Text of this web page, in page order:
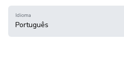
Idioma
Português